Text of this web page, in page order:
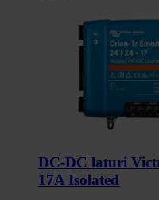
DC-DC laturi
17A Isolated